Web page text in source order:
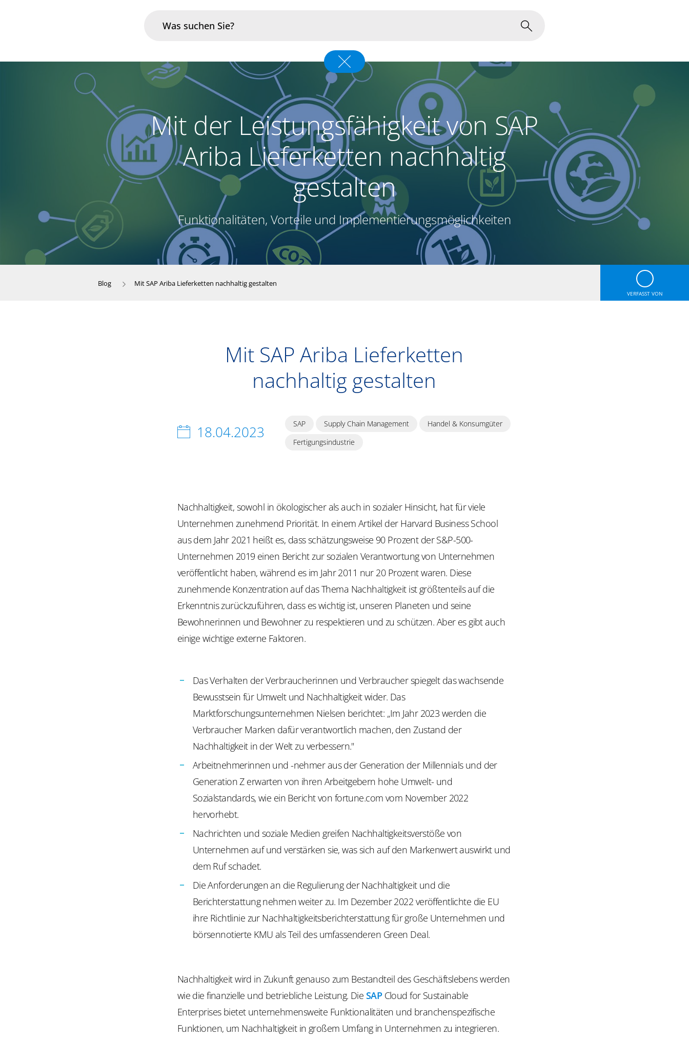
Mit der Leistungsfähigkeit von SAP
Ariba Lieferketten nachhaltig
gestalten
Funktionalitäten, Vorteile und Implementierungsmöglichkeiten
Blog Mit SAP Ariba Lieferketten nachhaltig gestalten
VERFASST VON
Mit SAP Ariba Lieferketten
nachhaltig gestalten
18.04.2023 SAP Supply Chain Management
Handel & Konsumgüter
Fertigungsindustrie
Nachhaltigkeit, sowohl in ökologischer als auch in sozialer Hinsicht, hat für viele
Unternehmen zunehmend Priorität. In einem Artikel der Harvard Business School
aus dem Jahr 2021 heißt es, dass schätzungsweise 90 Prozent der S&P-500-
Unternehmen 2019 einen Bericht zur sozialen Verantwortung von Unternehmen
veröffentlicht haben, während es im Jahr 2011 nur 20 Prozent waren. Diese
zunehmende Konzentration auf das Thema Nachhaltigkeit ist größtenteils auf die
Erkenntnis zurückzuführen, dass es wichtig ist, unseren Planeten und seine
Bewohnerinnen und Bewohner zu respektieren und zu schützen. Aber es gibt auch
einige wichtige externe Faktoren.
Das Verhalten der Verbraucherinnen und Verbraucher spiegelt das wachsende
Bewusstsein für Umwelt und Nachhaltigkeit wider. Das
Marktforschungsunternehmen Nielsen berichtet: „Im Jahr 2023 werden die
Verbraucher Marken dafür verantwortlich machen, den Zustand der
Nachhaltigkeit in der Welt zu verbessern."
Arbeitnehmerinnen und -nehmer aus der Generation der Millennials und der
Generation Z erwarten von ihren Arbeitgebern hohe Umwelt- und
Sozialstandards, wie ein Bericht von fortune.com vom November 2022
hervorhebt.
Nachrichten und soziale Medien greifen Nachhaltigkeitsverstöße von
Unternehmen auf und verstärken sie, was sich auf den Markenwert auswirkt und
dem Ruf schadet.
Die Anforderungen an die Regulierung der Nachhaltigkeit und die
Berichterstattung nehmen weiter zu. Im Dezember 2022 veröffentlichte die EU
ihre Richtlinie zur Nachhaltigkeitsberichterstattung für große Unternehmen und
börsennotierte KMU als Teil des umfassenderen Green Deal.
Nachhaltigkeit wird in Zukunft genauso zum Bestandteil des Geschäftslebens werden
wie die finanzielle und betriebliche Leistung. Die SAPCloud for Sustainable
Enterprises bietet unternehmensweite Funktionalitäten und branchenspezifische
Funktionen, um Nachhaltigkeit in großem Umfang in Unternehmen zu integrieren.